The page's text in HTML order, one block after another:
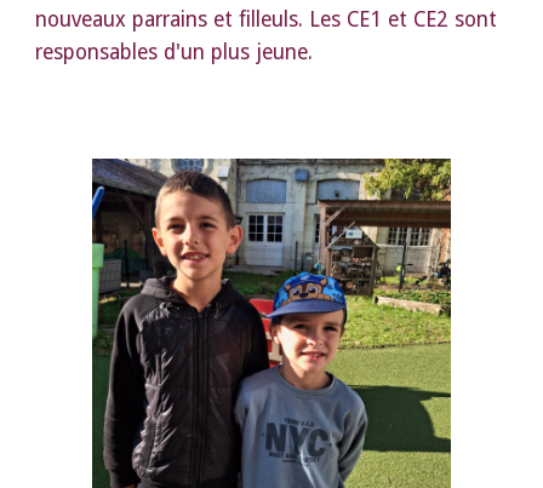
nouveaux parrains et filleuls. Les CE1 et CE2 sont
responsables d'un plus jeune.